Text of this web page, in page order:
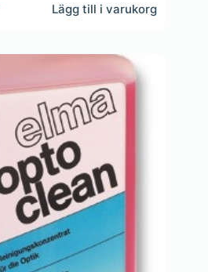
Lägg till i varukorg